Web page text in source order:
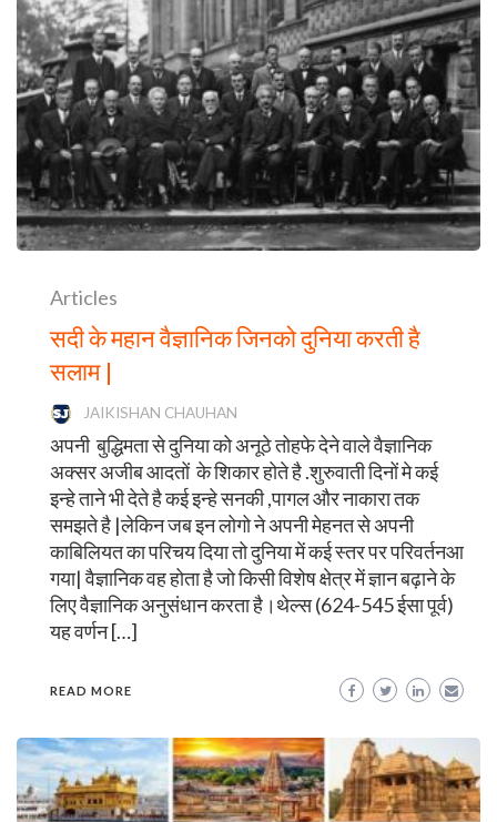
Articles
सदी के महान वैज्ञानिक जिनको दुनिया करती है
सलाम |
JAIKISHAN CHAUHAN
अपनी बुद्धिमता से दुनिया को अनूठे तोहफे देने वाले वैज्ञानिक
अक्सर अजीब आदतों के शिकार होते है .शुरुवाती दिनों मे कई
इन्हे ताने भी देते है कई इन्हे सनकी ,पागल और नाकारा तक
समझते है |लेकिन जब इन लोगो ने अपनी मेहनत से अपनी
काबिलियत का परिचय दिया तो दुनिया में कई स्तर पर परिवर्तनआ
गया| वैज्ञानिक वह होता है जो किसी विशेष क्षेत्र में ज्ञान बढ़ाने के
लिए वैज्ञानिक अनुसंधान करता है।थेल्स (624-545 ईसा पूर्व)
यह वर्णन […]
READ MORE